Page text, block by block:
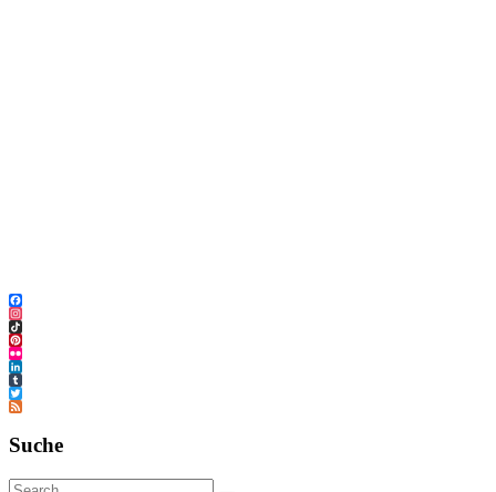
Facebook
Instagram
TikTok
Pinterest
Flickr
LinkedIn
Tumblr
Twitter
Feed
Suche